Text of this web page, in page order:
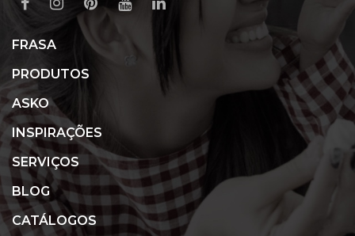
FRASA
PRODUTOS
ASKO
INSPIRAÇÕES
SERVIÇOS
BLOG
CATÁLOGOS